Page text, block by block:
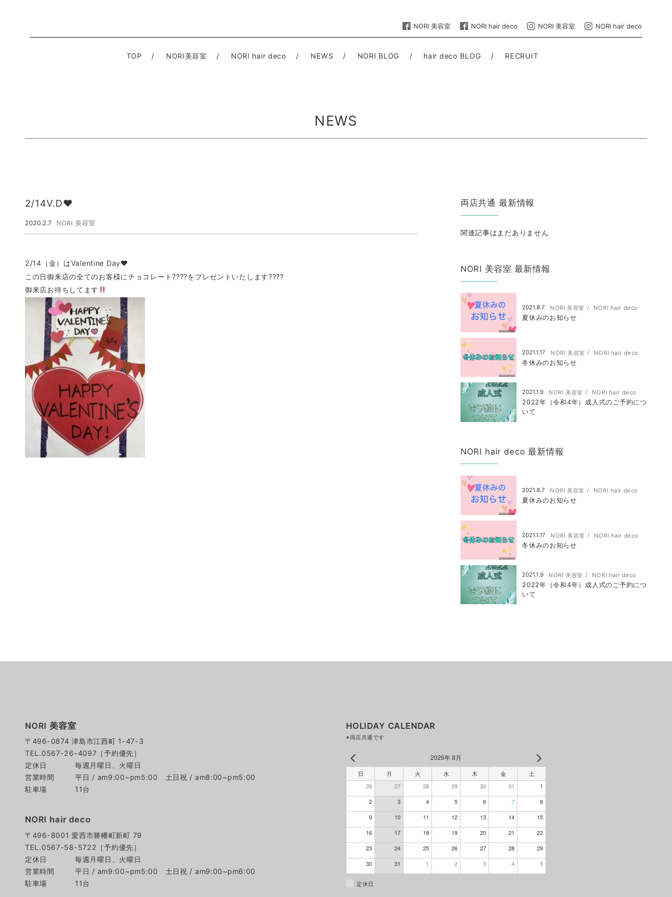
NORI 美容室 NORI hair deco NORI 美容室 NORI hair deco
TOP NORI美容室 NORI hair deco NEWS NORI BLOG hair deco BLOG RECRUIT
NEWS
2/14V.D♥️
2020.2.7 NORI 美容室
2/14（金）はValentine Day♥️
この日御来店の全てのお客様にチョコレート????をプレゼントいたします????
御来店お待ちしてます
両店共通 最新情報
関連記事はまだありません
NORI 美容室 最新情報
2021.8.7 NORI 美容室 NORI hair deco
夏休みのお知らせ
2021.1.17 NORI 美容室 NORI hair deco
冬休みのお知らせ
2021.1.9 NORI 美容室 NORI hair deco
2022年（令和4年）成人式のご予約につ
いて
NORI hair deco 最新情報
2021.8.7 NORI 美容室 NORI hair deco
夏休みのお知らせ
2021.1.17 NORI 美容室 NORI hair deco
冬休みのお知らせ
2021.1.9 NORI 美容室 NORI hair deco
2022年（令和4年）成人式のご予約につ
いて
NORI 美容室
〒496-0874 津島市江西町 1-47-3
TEL.0567-26-4097［予約優先］
定休日
毎週月曜日、火曜日
営業時間
平日 / am9:00~pm5:00 土日祝 / am8:00~pm5:00
駐車場
11台
NORI hair deco
〒496-8001 愛西市勝幡町新町 79
TEL.0567-58-5722［予約優先］
定休日
毎週月曜日、火曜日
営業時間
平日 / am9:00~pm5:00 土日祝 / am9:00~pm6:00
駐車場
11台
HOLIDAY CALENDAR
※両店共通です
2026年 8月
日 月 火 水 木 金
土
26
27 28 29 30 31
1
2
3 4 5 6 7
8
9
10 11 12 13 14
15
16
17 18 19 20 21
22
23
24 25 26 27 28
29
30
31 1 2 3 4 5
定休日